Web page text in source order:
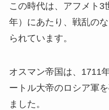
この時代は、アフメト3
年）にあたり、戦乱の
られています。
オスマン帝国は、1711
ートル大帝のロシア軍
ました。